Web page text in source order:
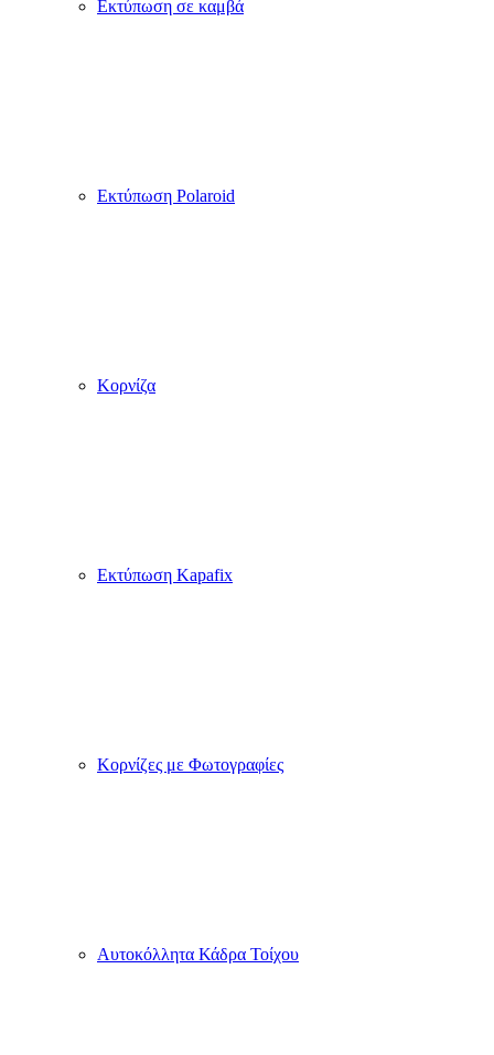
Εκτύπωση σε καμβά
Εκτύπωση Polaroid
Κορνίζα
Εκτύπωση Kapafix
Κορνίζες με Φωτογραφίες
Αυτοκόλλητα Κάδρα Τοίχου